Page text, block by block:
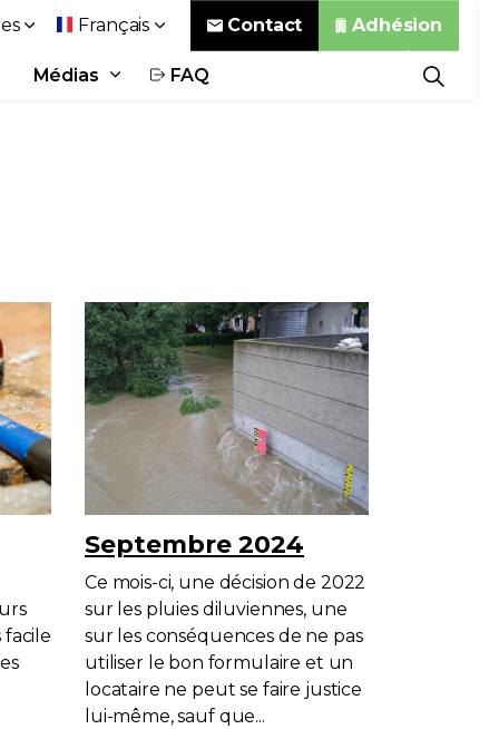
Médias FAQ
Français Contact Adhésion
Septembre 2024
Ce mois-ci, une décision de 2022
sur les pluies diluviennes, une
sur les conséquences de ne pas
utiliser le bon formulaire et un
locataire ne peut se faire justice
lui-même, sauf que...